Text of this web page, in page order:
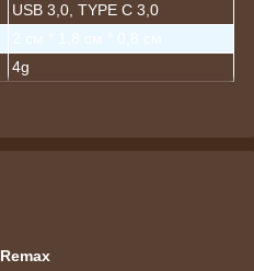
USB 3,0, TYPE C 3,0
4g
Remax